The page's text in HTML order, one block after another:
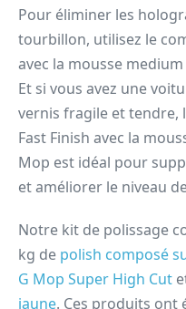
Pour éliminer les
tourbillon, utilisez le
avec la mousse
Et si vous avez une
vernis fragile et tendre,
Fast Finish avec la
Mop est idéal pour
et améliorer le niveau
Notre kit de polissage
kg de polish composé
G Mop Super High Cut
jaune. Ces produits ont